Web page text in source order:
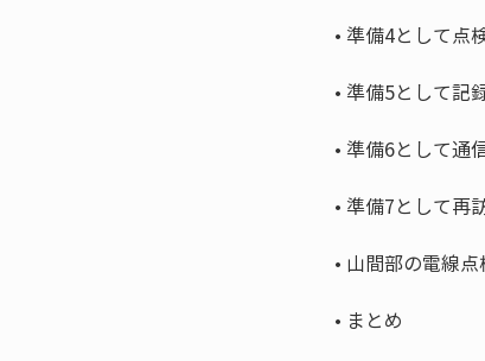
•
•
•
•
•
• まとめ